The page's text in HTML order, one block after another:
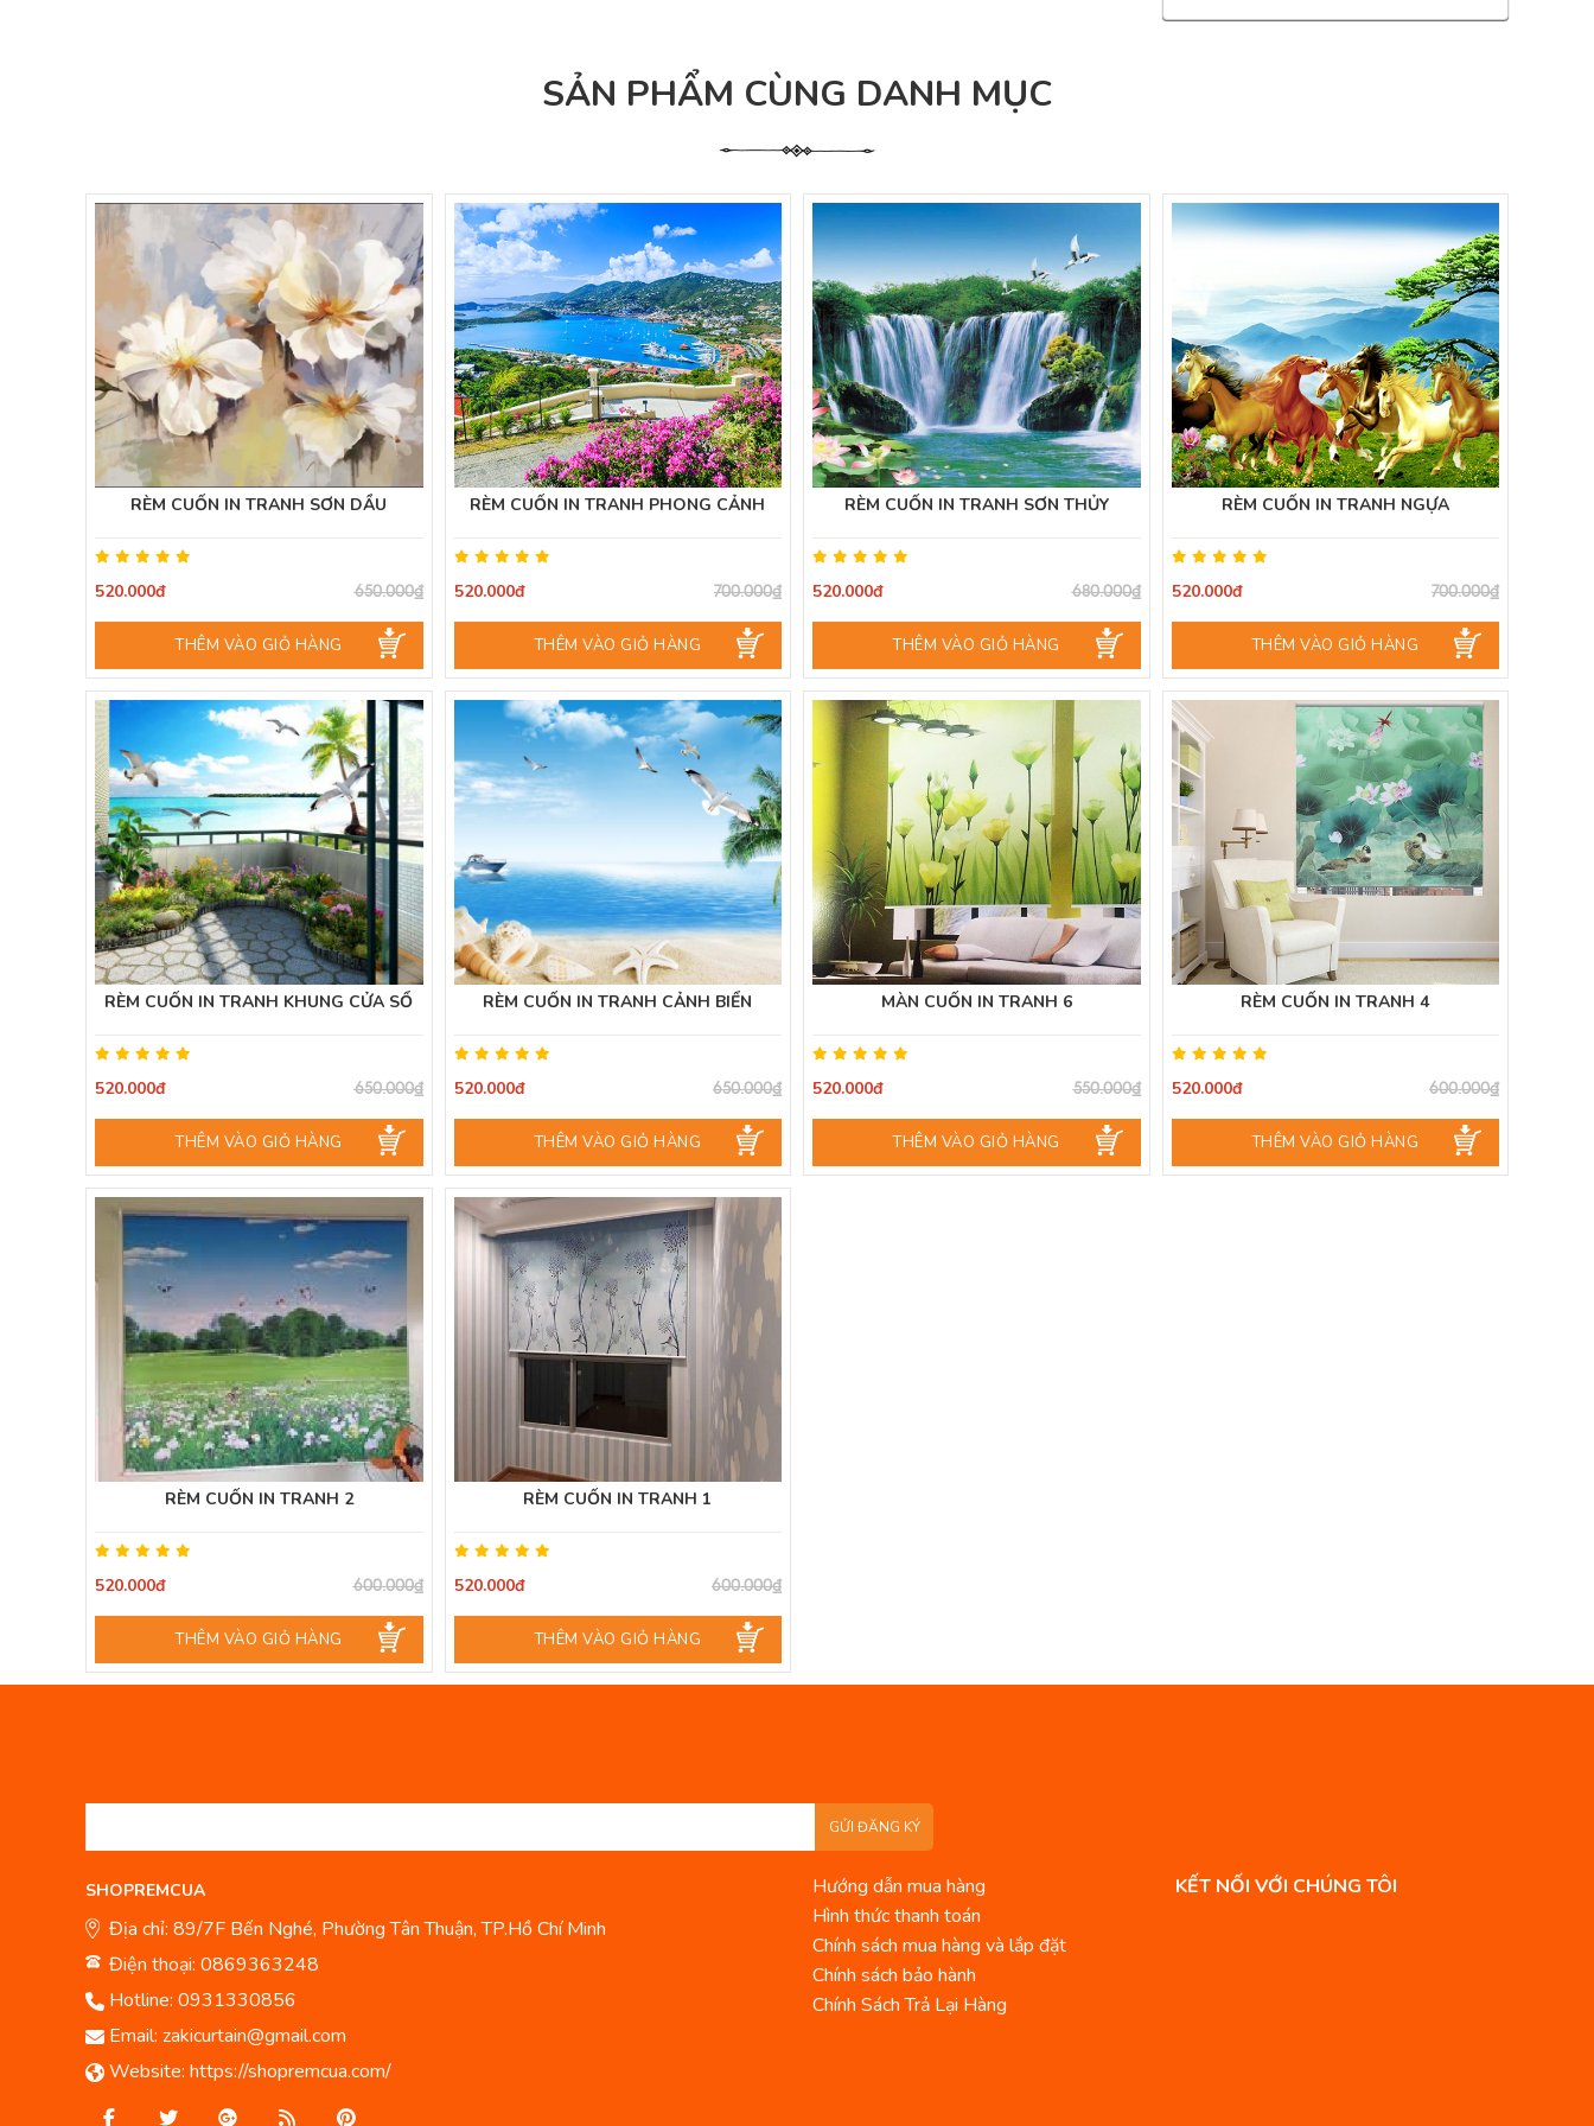
SẢN PHẨM CÙNG DANH MỤC
RÈM CUỐN IN TRANH SƠN DẦU
520.000đ 650.000₫
THÊM VÀO GIỎ HÀNG
RÈM CUỐN IN TRANH PHONG CẢNH
520.000đ 700.000₫
THÊM VÀO GIỎ HÀNG
RÈM CUỐN IN TRANH SƠN THỦY
520.000đ 680.000₫
THÊM VÀO GIỎ HÀNG
RÈM CUỐN IN TRANH NGỰA
520.000đ 700.000₫
THÊM VÀO GIỎ HÀNG
RÈM CUỐN IN TRANH KHUNG CỬA SỔ
520.000đ 650.000₫
THÊM VÀO GIỎ HÀNG
RÈM CUỐN IN TRANH CẢNH BIỂN
520.000đ 650.000₫
THÊM VÀO GIỎ HÀNG
MÀN CUỐN IN TRANH 6
520.000đ 550.000₫
THÊM VÀO GIỎ HÀNG
RÈM CUỐN IN TRANH 4
520.000đ 600.000₫
THÊM VÀO GIỎ HÀNG
RÈM CUỐN IN TRANH 2
520.000đ 600.000₫
THÊM VÀO GIỎ HÀNG
RÈM CUỐN IN TRANH 1
520.000đ 600.000₫
THÊM VÀO GIỎ HÀNG
GỬI ĐĂNG KÝ
SHOPREMCUA
Địa chỉ: 89/7F Bến Nghé, Phường Tân Thuận, TP.Hồ Chí Minh
Điện thoại: 0869363248
Hotline: 0931330856
Email: zakicurtain@gmail.com
Website: https://shopremcua.com/
Hướng dẫn mua hàng
Hình thức thanh toán
Chính sách mua hàng và lắp đặt
Chính sách bảo hành
Chính Sách Trả Lại Hàng
KẾT NỐI VỚI CHÚNG TÔI